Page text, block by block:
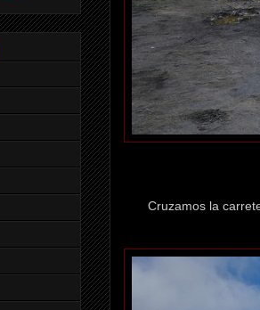
Cruzamos la